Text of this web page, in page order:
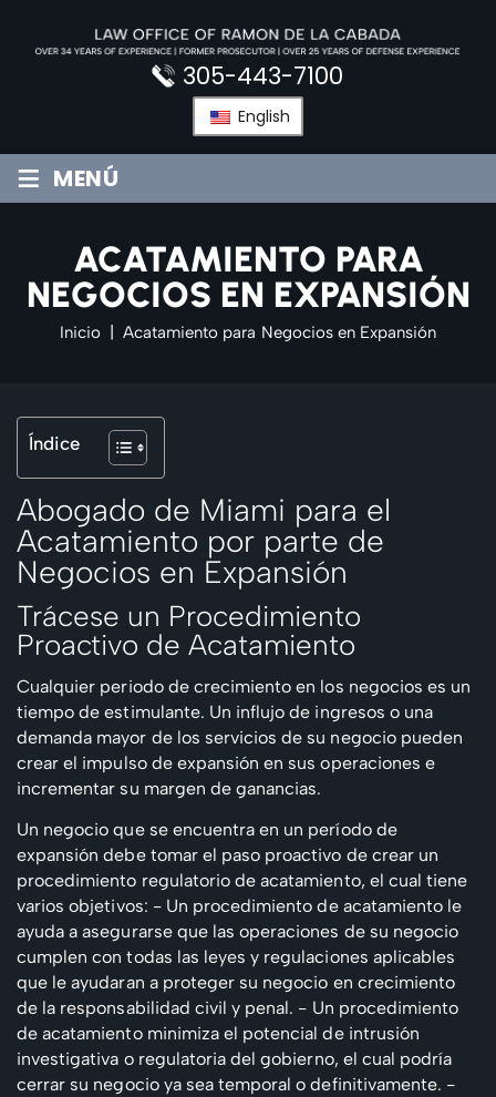
305-443-7100
English
≡ MENÚ
ACATAMIENTO PARA
NEGOCIOS EN EXPANSIÓN
Inicio Acatamiento para Negocios en Expansión
Índice
Abogado de Miami para el
Acatamiento por parte de
Negocios en Expansión
Trácese un Procedimiento
Proactivo de Acatamiento
Cualquier periodo de crecimiento en los negocios es un
tiempo de estimulante. Un influjo de ingresos o una
demanda mayor de los servicios de su negocio pueden
crear el impulso de expansión en sus operaciones e
incrementar su margen de ganancias.
Un negocio que se encuentra en un período de
expansión debe tomar el paso proactivo de crear un
procedimiento regulatorio de acatamiento, el cual tiene
varios objetivos: - Un procedimiento de acatamiento le
ayuda a asegurarse que las operaciones de su negocio
cumplen con todas las leyes y regulaciones aplicables
que le ayudaran a proteger su negocio en crecimiento
de la responsabilidad civil y penal. - Un procedimiento
de acatamiento minimiza el potencial de intrusión
investigativa o regulatoria del gobierno, el cual podría
cerrar su negocio ya sea temporal o definitivamente. -